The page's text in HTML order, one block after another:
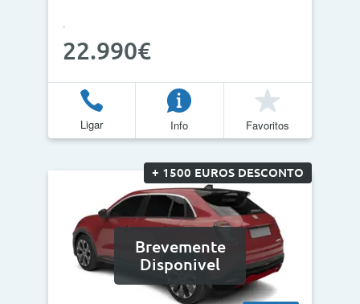
22.990€
Ligar Info Favoritos
+ 1500 EUROS DESCONTO
Brevemente
Disponivel